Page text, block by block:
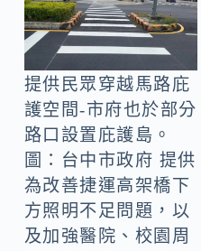
提供民眾穿越馬路庇
護空間-市府也於部分
路口設置庇護島。
圖：台中市政府 提供
為改善捷運高架橋下
方照明不足問題，以
及加強醫院、校園周